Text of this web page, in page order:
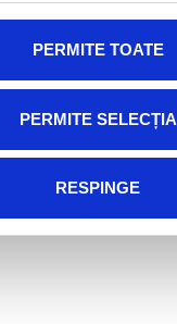
PERMITE TOATE
PERMITE SELECȚIA
RESPINGE